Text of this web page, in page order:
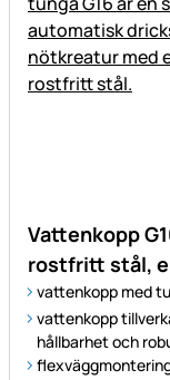
Vattenkopp
rostfritt stål,
vattenkopp med
vattenkopp
hållbarhet och